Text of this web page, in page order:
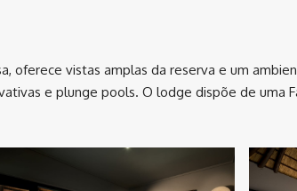
oferece vistas amplas da reserva e um
e plunge pools. O lodge dispõe de uma